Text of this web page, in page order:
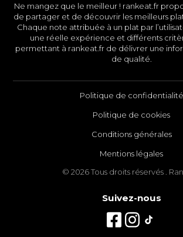
Ne mangez que le meilleur ! rankeat.fr
de partager et de découvrir les meilleurs
Chaque note attribuée à un plat par
une réelle expérience et différents
permettant à rankeat.fr de délivrer une
de qualité.
Politique de confidentialité
Politique de cookies
Conditions générales
Mentions légales
© 2026 Tous droits réservés .
Suivez-nous